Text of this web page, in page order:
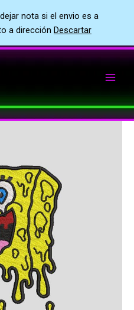
nota si el envio es a
a dirección Descartar